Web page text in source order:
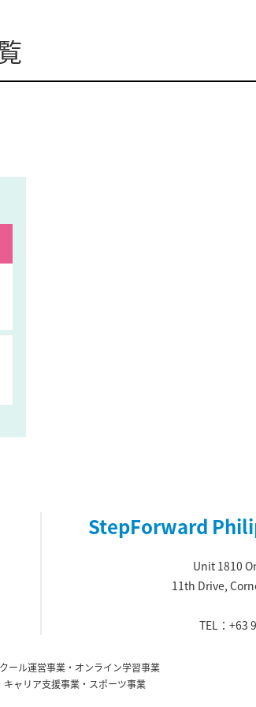
StepForward
Unit 1810
11th Drive,
TEL：+63
ール運営事業・オンライン学習事業
キャリア支援事業・スポーツ事業